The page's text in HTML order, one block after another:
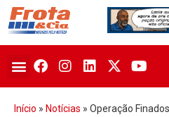
Início » Notícias » Operação